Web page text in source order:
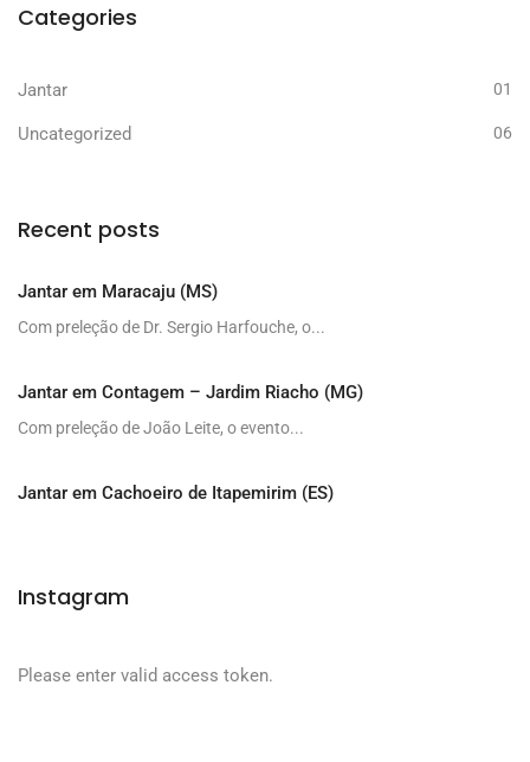
Categories
Jantar 01
Uncategorized 06
Recent posts
Jantar em Maracaju (MS)
Com preleção de Dr. Sergio Harfouche, o...
Jantar em Contagem – Jardim Riacho (MG)
Com preleção de João Leite, o evento...
Jantar em Cachoeiro de Itapemirim (ES)
Instagram
Please enter valid access token.